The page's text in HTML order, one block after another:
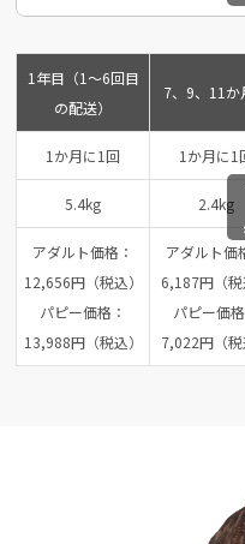
1年目（1～6回目
の配送）
7、9、11か
1か月に1回 1か月に1
5.4kg 2.4kg
アダルト価格：
12,656円（税込）
パピー価格：
13,988円（税込）
アダルト価
6,187円（税
パピー価格
7,022円（税